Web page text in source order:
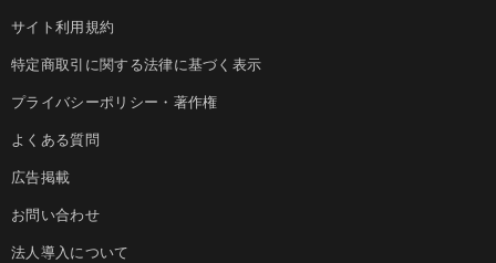
サイト利用規約
特定商取引に関する法律に基づく表示
プライバシーポリシー・著作権
よくある質問
広告掲載
お問い合わせ
法人導入について